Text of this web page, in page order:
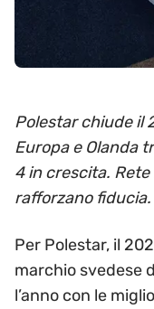
Polestar chiude il
Europa e Olanda
4 in crescita.
rafforzano fiducia.
Per Polestar, il
marchio svedese
l’anno con le